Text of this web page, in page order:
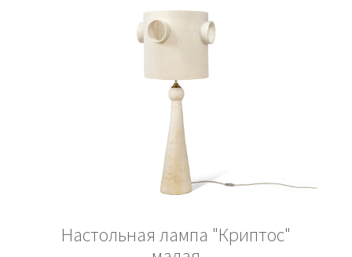
Настольная лампа "Криптос"